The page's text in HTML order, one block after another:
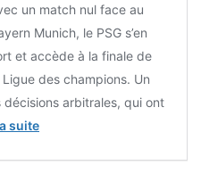
un match nul face au
Munich, le PSG s’en
et accède à la finale de
Ligue des champions. Un
arbitrales, qui ont
suite